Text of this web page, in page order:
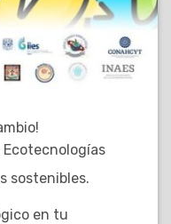
Ecotecnologías
sostenibles.
en tu